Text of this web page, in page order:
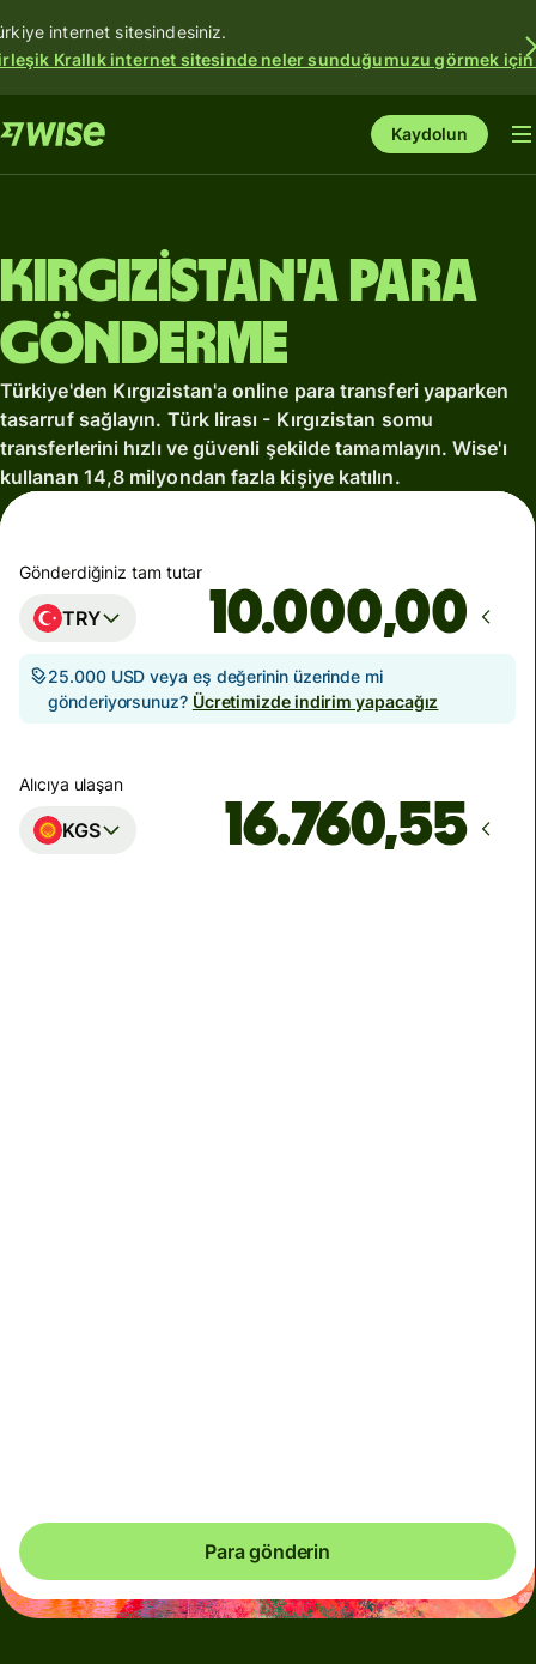
internet sitesindesiniz.
Krallık internet sitesinde neler sunduğumuzu görmek için
Kaydolun
Kırgızistan'a para
gönderme
Türkiye'den Kırgızistan'a online para transferi yaparken
tasarruf sağlayın. Türk lirası - Kırgızistan somu
transferlerini hızlı ve güvenli şekilde tamamlayın. Wise'ı
kullanan 14,8 milyondan fazla kişiye katılın.
Gönderdiğiniz tam tutar
TRY ,00
25.000 USD veya eş değerinin üzerinde mi
gönderiyorsunuz? Ücretimizde indirim yapacağız
Alıcıya ulaşan
KGS
Para gönderin